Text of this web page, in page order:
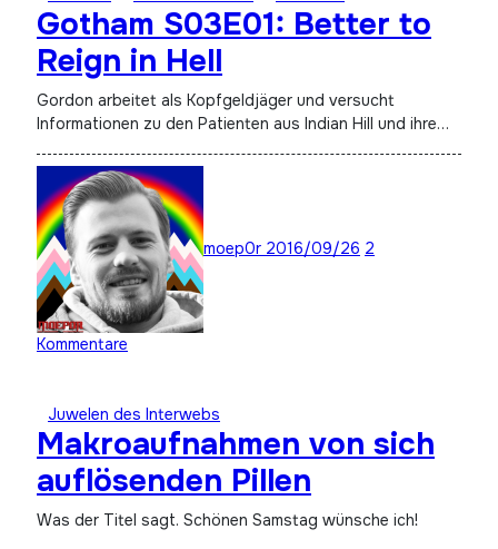
Gotham S03E01: Better to
Reign in Hell
Gordon arbeitet als Kopfgeldjäger und versucht
Informationen zu den Patienten aus Indian Hill und ihre…
moep0r 2016/09/26 2
Kommentare
Juwelen des Interwebs
Makroaufnahmen von sich
auflösenden Pillen
Was der Titel sagt. Schönen Samstag wünsche ich!